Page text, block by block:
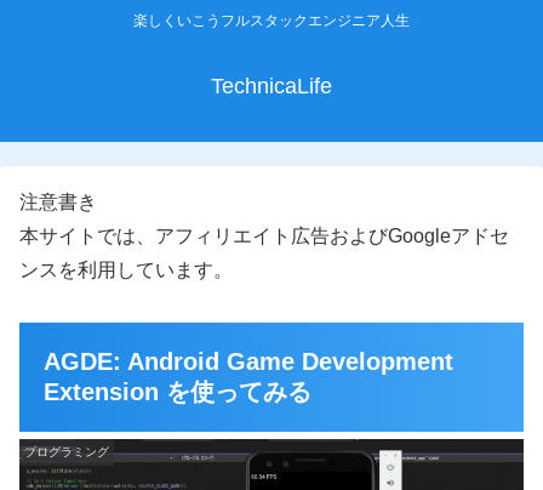
楽しくいこうフルスタックエンジニア人生
TechnicaLife
注意書き
本サイトでは、アフィリエイト広告およびGoogleアドセ
ンスを利用しています。
AGDE: Android Game Development
Extension を使ってみる
プログラミング